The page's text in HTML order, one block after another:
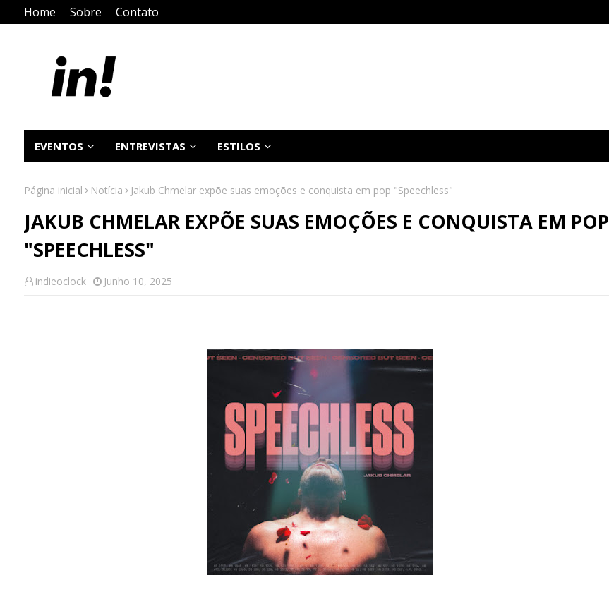
Home Sobre Contato
EVENTOS ENTREVISTAS ESTILOS
Página inicial Notícia Jakub Chmelar expõe suas emoções e conquista em pop "Speechless"
JAKUB CHMELAR EXPÕE SUAS EMOÇÕES E CONQUISTA EM POP
"SPEECHLESS"
indieoclock Junho 10, 2025